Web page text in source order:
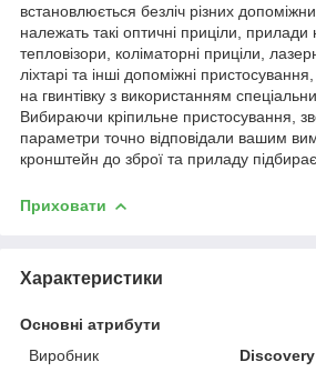
встановлюється безліч різних
належать такі оптичні приціли, прилади
тепловізори, коліматорні приціли,
ліхтарі та інші допоміжні
на гвинтівку з використанням
Вибираючи кріпильне пристосування,
параметри точно відповідали вашим
кронштейн до зброї та приладу
Приховати
Характеристики
Основні атрибути
Виробник
Discovery